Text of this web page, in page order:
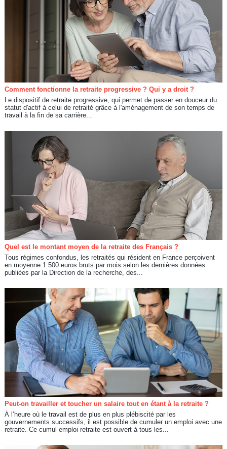
Comment fonctionne la retraite progressive ? Qui y a droit ?
Le dispositif de retraite progressive, qui permet de passer en douceur du
statut d'actif à celui de retraité grâce à l'aménagement de son temps de
travail à la fin de sa carrière...
Quel est le montant moyen de la retraite des Français ?
Tous régimes confondus, les retraités qui résident en France perçoivent
en moyenne 1 500 euros bruts par mois selon les dernières données
publiées par la Direction de la recherche, des...
Peut-on travailler et toucher un salaire tout en étant à la retraite ?
À l’heure où le travail est de plus en plus plébiscité par les
gouvernements successifs, il est possible de cumuler un emploi avec une
retraite. Ce cumul emploi retraite est ouvert à tous les...